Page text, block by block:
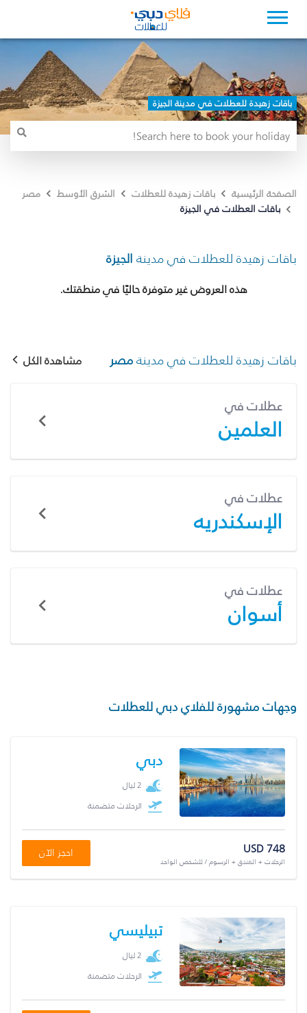
باقات زهيدة للعطلات في مدينة الجيزة
الصفحة الرئيسية باقات زهيدة للعطلات الشرق الأوسط
مصر
باقات العطلات في الجيزة
باقات زهيدة للعطلات في مدينة الجيزة
هذه العروض غير متوفرة حاليًا في منطقتك.
باقات زهيدة للعطلات في مدينةمصر مشاهدة الكل
عطلات في
العلمين
عطلات في
الإسكندريه
عطلات في
أسوان
وجهات مشهورة للفلاي دبي للعطلات
دبي
2 ليال
الرحلات متضمنة
USD 748
الرحلات + الفندق + الرسوم / للشخص الواحد
احجز الآن
تبيليسي
2 ليال
الرحلات متضمنة